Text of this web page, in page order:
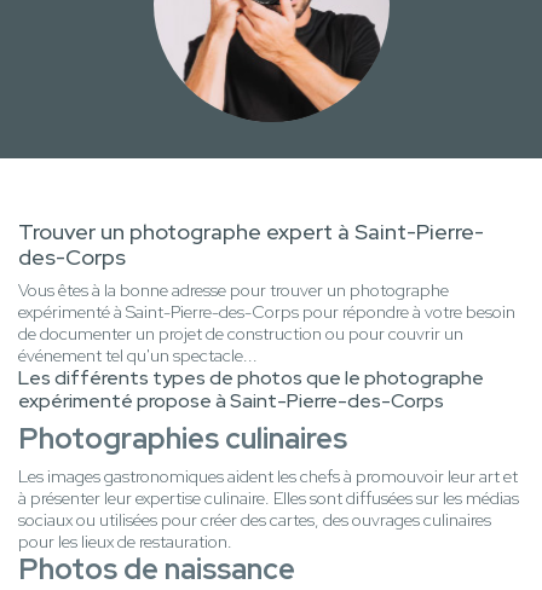
Trouver un photographe expert à Saint-Pierre-
des-Corps
Vous êtes à la bonne adresse pour trouver un photographe
expérimenté à Saint-Pierre-des-Corps pour répondre à votre besoin
de documenter un projet de construction ou pour couvrir un
événement tel qu'un spectacle...
Les différents types de photos que le photographe
expérimenté propose à Saint-Pierre-des-Corps
Photographies culinaires
Les images gastronomiques aident les chefs à promouvoir leur art et
à présenter leur expertise culinaire. Elles sont diffusées sur les médias
sociaux ou utilisées pour créer des cartes, des ouvrages culinaires
pour les lieux de restauration.
Photos de naissance